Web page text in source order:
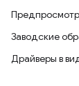
Заводские
Драйверы в